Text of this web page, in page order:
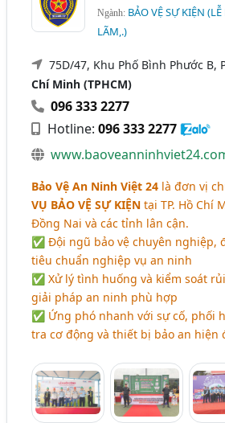
Ngành: BẢO VỆ SỰ KIỆN
LÃM,.)
75D/47, Khu Phố Bình Phước B,
Chí Minh (TPHCM)
096 333 2277
Hotline:096 333 2277
Bảo Vệ An Ninh Việt 24 là đơn vị
VỤ BẢO VỆ SỰ KIỆN tại TP. Hồ Chí
Đồng Nai và các tỉnh lân cận.
✅ Đội ngũ bảo vệ chuyên nghiệp,
tiêu chuẩn nghiệp vụ an ninh
✅ Xử lý tình huống và kiểm soát
giải pháp an ninh phù hợp
✅ Ứng phó nhanh với sự cố, phối
tra cơ động và thiết bị bảo an hiện